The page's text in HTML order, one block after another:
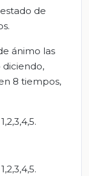
de
ánimo las
diciendo,
8 tiempos,